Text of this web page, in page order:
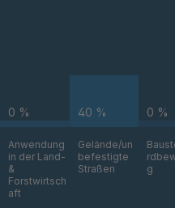
0 %
Anwendung
in der Land-
&
Forstwirtsch
aft
40 %
Gelände/un
befestigte
Straßen
0 %
g